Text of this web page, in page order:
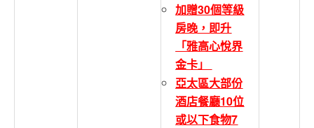
加贈30個等級
房晚，即升
「雅高心悅界
金卡」
亞太區大部份
酒店餐廳10位
或以下食物7